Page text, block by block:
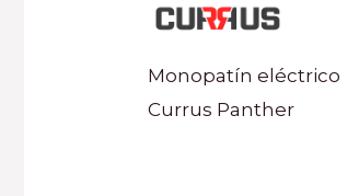
Monopatín eléctrico
Currus Panther